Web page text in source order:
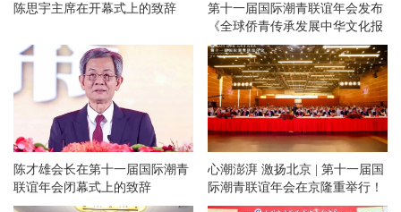
陈思宇主席在开幕式上的致辞
第十一届国际潮青联谊年会发布
《全球侨青传承发展中华文化报
告》
陈才雄会长在第十一届国际潮青
联谊年会闭幕式上的致辞
心潮澎湃 激扬北京 | 第十一届国
际潮青联谊年会在京隆重举行！